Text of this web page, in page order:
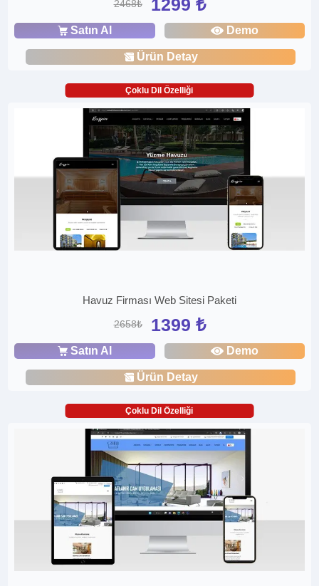
2468₺ 1299 ₺
Satın Al Demo
Ürün Detay
Çoklu Dil Özelliği
Havuz Firması Web Sitesi Paketi
2658₺ 1399 ₺
Satın Al Demo
Ürün Detay
Çoklu Dil Özelliği